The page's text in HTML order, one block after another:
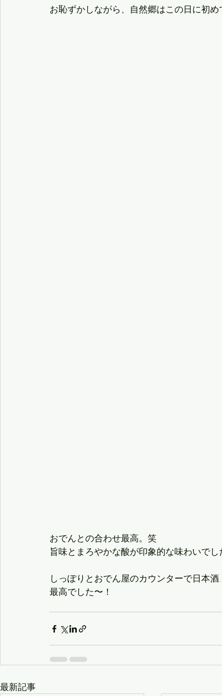
お恥ずかしながら、自然郷はこの日に初
おでんとの合わせ最高。笑
旨味とまろやかな酸が印象的な味わいでし
しっぽりとおでん屋のカウンターで日本酒…
最高でした〜！
最新記事